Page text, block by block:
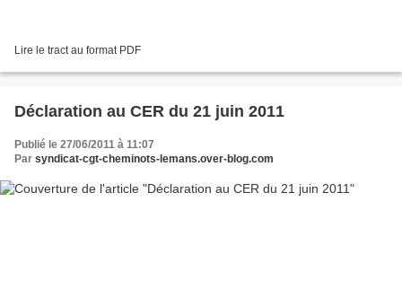
Lire le tract au format PDF
Déclaration au CER du 21 juin 2011
Publié le 27/06/2011 à 11:07
Par syndicat-cgt-cheminots-lemans.over-blog.com